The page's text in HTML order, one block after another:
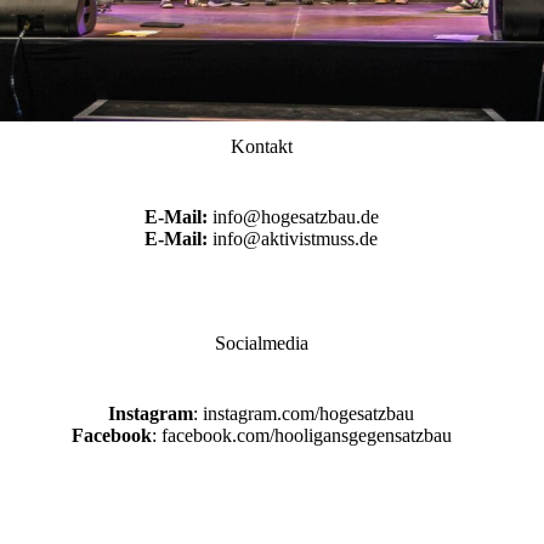
Kontakt
E-Mail: info@hogesatzbau.de
E-Mail: info@aktivistmuss.de
Socialmedia
Instagram: instagram.com/hogesatzbau
Facebook: facebook.com/hooligansgegensatzbau